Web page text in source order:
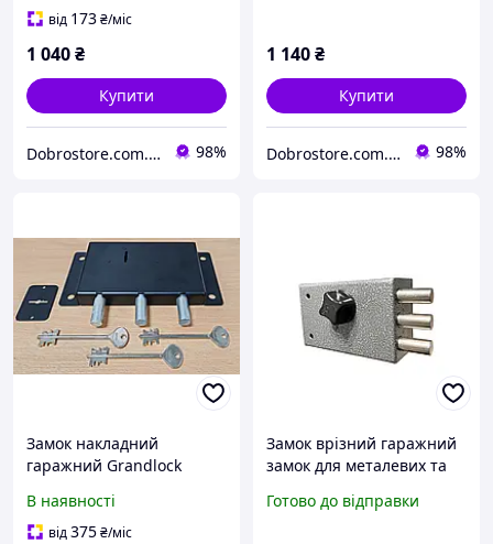
від 173₴/міс
1 040₴
Купити
Dobrostore.com.ua 98%
1 140₴
Купити
Dobrostore.com.ua 98%
Замок накладний
гаражний Grandlock
В наявності
від375₴/міс
Замок врізний гаражний
замок для металевих та
118
Готово до відправки